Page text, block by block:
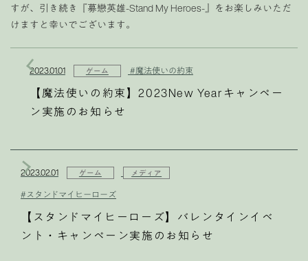
すが、引き続き『募戀英雄-Stand My Heroes-』をお楽しみいただ
けますと幸いでございます。
2023.01.01 ゲーム #魔法使いの約束
【魔法使いの約束】2023New Yearキャンペー
ン実施のお知らせ
2023.02.01 ゲーム メディア
#スタンドマイヒーローズ
【スタンドマイヒーローズ】バレンタインイベ
ント・キャンペーン実施のお知らせ